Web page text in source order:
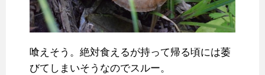
喰えそう。絶対食えるが持って帰る頃には萎
びてしまいそうなのでスルー。